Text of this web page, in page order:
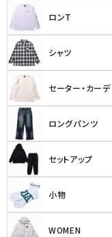
ロンT
シャツ
セーター・カーデ
ロングパンツ
セットアップ
小物
WOMEN